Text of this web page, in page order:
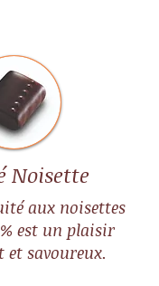
Noisette
aux noisettes
est un plaisir
savoureux.